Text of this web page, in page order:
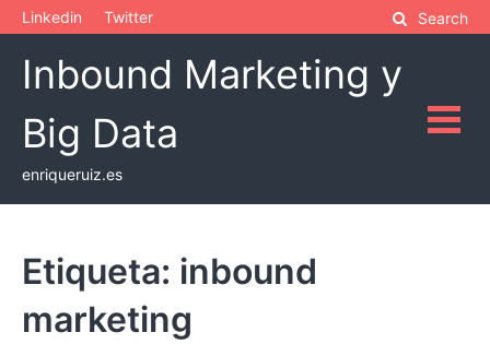
Skip
content
Linkedin Twitter Search
Inbound Marketing y
Big Data
enriqueruiz.es
Etiqueta: inbound
marketing